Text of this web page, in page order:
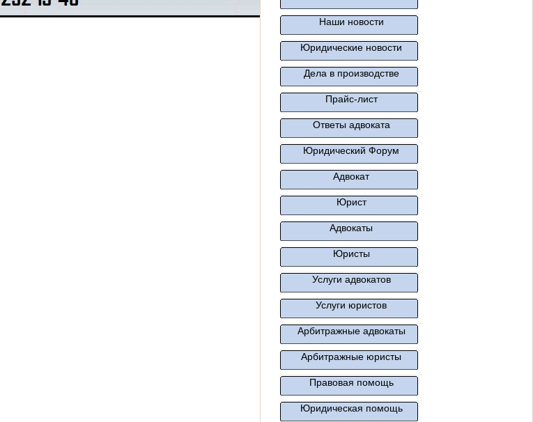
Наши новости
Юридические новости
Дела в производстве
Прайс-лист
Ответы адвоката
Юридический Форум
Адвокат
Юрист
Адвокаты
Юристы
Услуги адвокатов
Услуги юристов
Арбитражные адвокаты
Арбитражные юристы
Правовая помощь
Юридическая помощь